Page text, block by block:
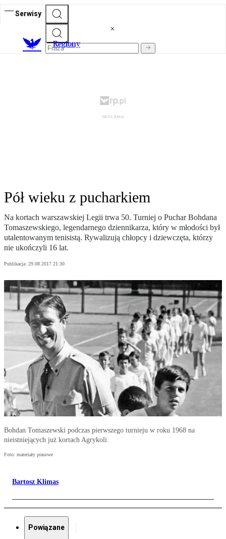
Serwisy
Regiony
Pół wieku z pucharkiem
Na kortach warszawskiej Legii trwa 50. Turniej o Puchar Bohdana
Tomaszewskiego, legendarnego dziennikarza, który w młodości był
utalentowanym tenisistą. Rywalizują chłopcy i dziewczęta, którzy
nie ukończyli 16 lat.
Publikacja: 29.08.2017 21:30
Bohdan Tomaszewski podczas pierwszego turnieju w roku 1968 na
nieistniejących już kortach Agrykoli.
Foto: materiały prasowe
Bartosz Klimas
Powiązane